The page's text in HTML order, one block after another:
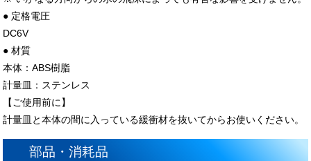
● 定格電圧
DC6V
● 材質
本体：ABS樹脂
計量皿：ステンレス
【ご使用前に】
計量皿と本体の間に入っている緩衝材を抜いてからお使いください。
部品・消耗品